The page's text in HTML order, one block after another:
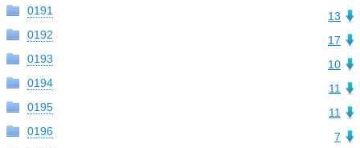
13
0191
17
0192
10
0193
11
0194
11
0195
7
0196